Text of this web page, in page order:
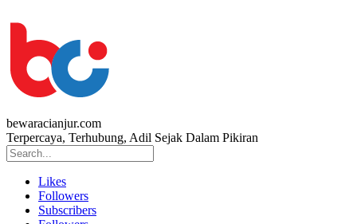
bewaracianjur.com
Terpercaya, Terhubung, Adil Sejak Dalam Pikiran
Likes
Followers
Subscribers